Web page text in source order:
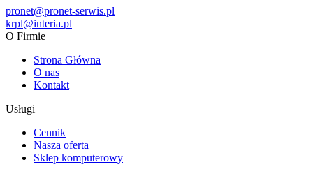
pronet@pronet-serwis.pl
krpl@interia.pl
O Firmie
Strona Główna
O nas
Kontakt
Usługi
Cennik
Nasza oferta
Sklep komputerowy